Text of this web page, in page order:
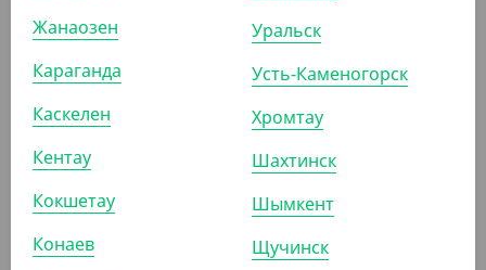
(50 ₸/ШТ)
Крышка плоская типа B, прозрачная, с красной
заглушкой, d 90 мм
Жанаозен
Караганда
Каскелен
Кентау
Кокшетау
Конаев
Уральск
Усть-Каменогорск
Хромтау
Шахтинск
Шымкент
Щучинск